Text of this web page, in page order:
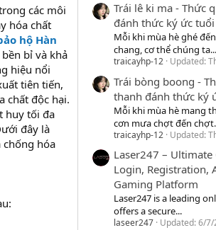
các môi
hóa chất
hộ Hàn
bỉ và khả
hiệu nổi
tiên tiến,
chất độc hại.
huy tối đa
đây là
chống hóa
Trái lê ki ma - Thức
đánh thức ký ức
Mỗi khi mùa hè ghé
chang, cơ thể chúng ta...
traicayhp-12 Updated:
Trái bòng boong -
thanh đánh thức ký
Mỗi khi mùa hè mang
cơn mưa chợt đến
traicayhp-12 Updated:
Laser247 –
Login, Registration,
Gaming Platform
Laser247 is a leading
offers a secure...
laseer247 Updated:6/7/